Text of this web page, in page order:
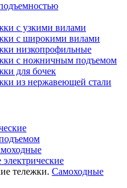
с узкими вилами
с широкими вилами
низкопрофильные
с ножничным подъемом
для бочек
из нержавеющей стали
Самоходные